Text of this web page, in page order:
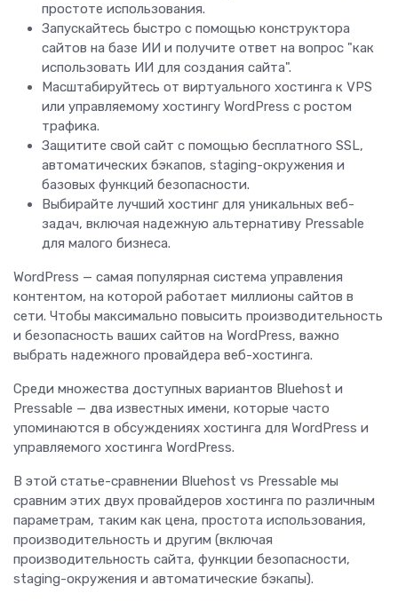
простоте использования.
Запускайтесь быстро с помощью конструктора
сайтов на базе ИИ и получите ответ на вопрос "как
использовать ИИ для создания сайта".
Масштабируйтесь от виртуального хостинга к VPS
или управляемому хостингу WordPress с ростом
трафика.
Защитите свой сайт с помощью бесплатного SSL,
автоматических бэкапов, staging-окружения и
базовых функций безопасности.
Выбирайте лучший хостинг для уникальных веб-
задач, включая надежную альтернативу Pressable
для малого бизнеса.
WordPress — самая популярная система управления
контентом, на которой работает миллионы сайтов в
сети. Чтобы максимально повысить производительность
и безопасность ваших сайтов на WordPress, важно
выбрать надежного провайдера веб-хостинга.
Среди множества доступных вариантов Bluehost и
Pressable — два известных имени, которые часто
упоминаются в обсуждениях хостинга для WordPress и
управляемого хостинга WordPress.
В этой статье-сравнении Bluehost vs Pressable мы
сравним этих двух провайдеров хостинга по различным
параметрам, таким как цена, простота использования,
производительность и другим (включая
производительность сайта, функции безопасности,
staging-окружения и автоматические бэкапы).